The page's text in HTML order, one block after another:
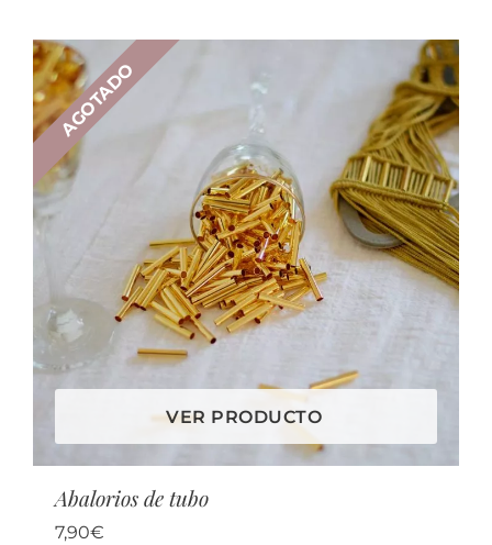
AGOTADO
VER PRODUCTO
Abalorios de tubo
7,90€